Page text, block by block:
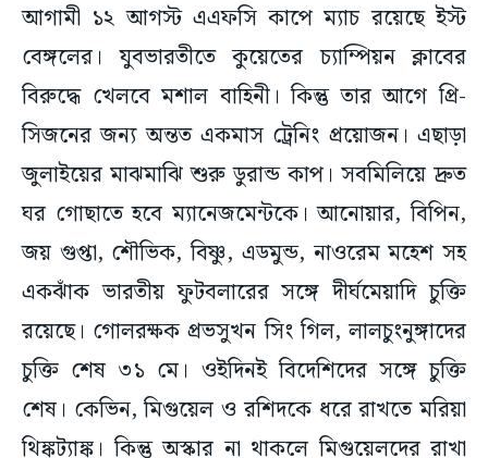
আগামী ১২ আগস্ট এএফসি কাপে ম্যাচ রয়েছে ইস্ট
বেঙ্গলের। যুবভারতীতে কুয়েতের চ্যাম্পিয়ন ক্লাবের
বিরুদ্ধে খেলবে মশাল বাহিনী। কিন্তু তার আগে প্রি-
সিজনের জন্য অন্তত একমাস ট্রেনিং প্রয়োজন। এছাড়া
জুলাইয়ের মাঝমাঝি শুরু ডুরান্ড কাপ। সবমিলিয়ে দ্রুত
ঘর গোছাতে হবে ম্যানেজমেন্টকে। আনোয়ার, বিপিন,
জয় গুপ্তা, শৌভিক, বিষ্ণু, এডমুন্ড, নাওরেম মহেশ সহ
একঝাঁক ভারতীয় ফুটবলারের সঙ্গে দীর্ঘমেয়াদি চুক্তি
রয়েছে। গোলরক্ষক প্রভসুখন সিং গিল, লালচুংনুঙ্গাদের
চুক্তি শেষ ৩১ মে। ওইদিনই বিদেশিদের সঙ্গে চুক্তি
শেষ। কেভিন, মিগুয়েল ও রশিদকে ধরে রাখতে মরিয়া
থিঙ্কট্যাঙ্ক। কিন্তু অস্কার না থাকলে মিগুয়েলদের রাখা